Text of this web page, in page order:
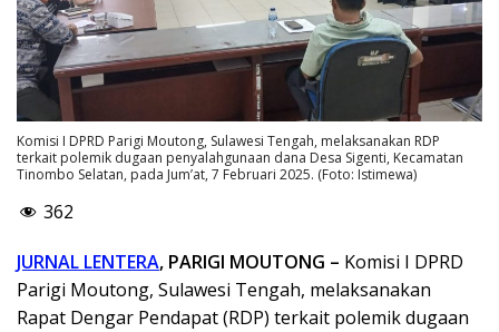
Komisi I DPRD Parigi Moutong, Sulawesi Tengah, melaksanakan RDP
terkait polemik dugaan penyalahgunaan dana Desa Sigenti, Kecamatan
Tinombo Selatan, pada Jum’at, 7 Februari 2025. (Foto: Istimewa)
362
JURNAL LENTERA, PARIGI MOUTONG – Komisi I DPRD
Parigi Moutong, Sulawesi Tengah, melaksanakan
Rapat Dengar Pendapat (RDP) terkait polemik dugaan